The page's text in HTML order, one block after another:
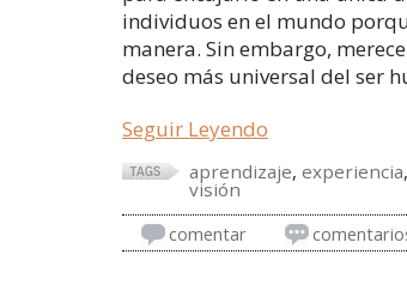
individuos en el mundo
manera. Sin embargo,
deseo más universal del ser
Seguir Leyendo
aprendizaje, experiencia,
visión
comentar